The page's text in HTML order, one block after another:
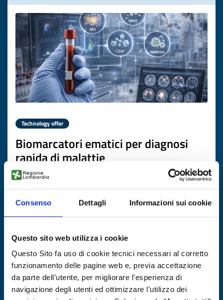
Consenso Dettagli Informazioni sui cookie
Questo sito web utilizza i cookie
Questo Sito fa uso di cookie tecnici necessari al corretto
funzionamento delle pagine web e, previa accettazione
da parte dell’utente, per migliorare l’esperienza di
navigazione degli utenti ed ottimizzare l’utilizzo dei
Technology offer
Biomarcatori ematici per diagnosi
rapida di malattie
neuroimmunologiche
ID: TODE20251118012
DISCOVER MORE →
Expires on12 novembre 2026